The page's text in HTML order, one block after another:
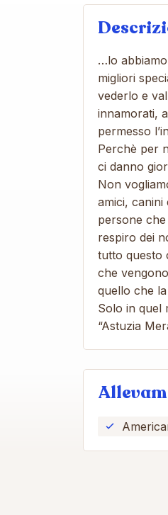
…lo
migliori
vederlo e
innamorati,
permesso
Perchè per
ci danno
Non
amici,
persone
respiro dei
tutto questo
che
quello che
Solo in quel
“Astuzia